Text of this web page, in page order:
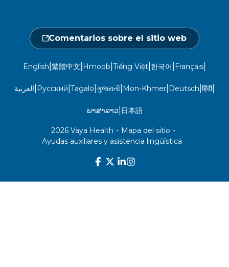
24 horas al día, 7 días a la semana
Comentarios sobre el sitio web
English 繁體中文 Hmoob Tiếng Việt 한국어 Français
العربية Русский Tagalo ગુજરાતી Mon-Khmer Deutsch हिंदी|
ພາສາລາວ 日本語
2026 Vaya Health - Mapa del sitio -
Ayudas auxiliares y asistencia lingüística